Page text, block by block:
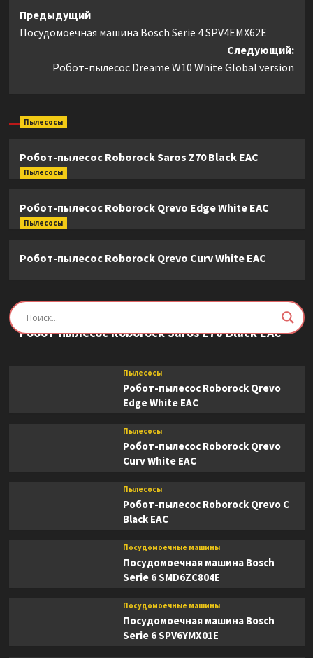
Навигация
записи
Предыдущий
Посудомоечная машина Bosch Serie 4 SPV4EMX62E
Следующий:
Робот-пылесос Dreame W10 White Global version
Пылесосы
Робот-пылесос Roborock Saros Z70 Black EAC
Пылесосы
Робот-пылесос Roborock Qrevo Edge White EAC
Пылесосы
Робот-пылесос Roborock Qrevo Curv White EAC
Пылесосы
Робот-пылесос Roborock Saros Z70 Black EAC
Пылесосы
Робот-пылесос Roborock Qrevo
Edge White EAC
Пылесосы
Робот-пылесос Roborock Qrevo
Curv White EAC
Пылесосы
Робот-пылесос Roborock Qrevo C
Black EAC
Посудомоечные машины
Посудомоечная машина Bosch
Serie 6 SMD6ZC804E
Посудомоечные машины
Посудомоечная машина Bosch
Serie 6 SPV6YMX01E